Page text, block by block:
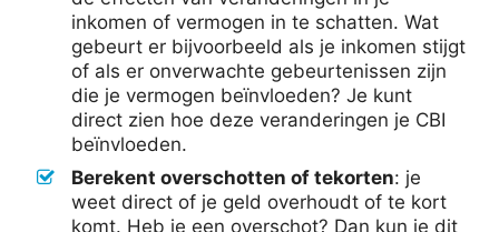
inkomen of vermogen in te schatten. Wat
gebeurt er bijvoorbeeld als je inkomen stijgt
of als er onverwachte gebeurtenissen zijn
die je vermogen beïnvloeden? Je kunt
direct zien hoe deze veranderingen je CBI
beïnvloeden.
Berekent overschotten of tekorten: je
weet direct of je geld overhoudt of te kort
komt. Heb je een overschot? Dan kun je dit